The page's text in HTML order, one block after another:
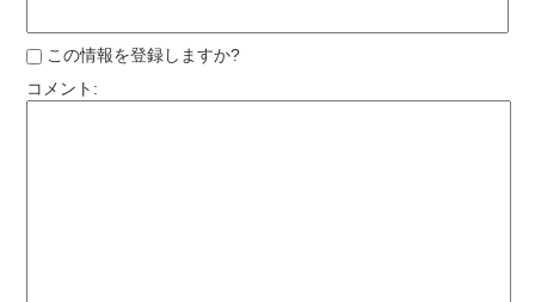
この情報を登録しますか?
コメント: